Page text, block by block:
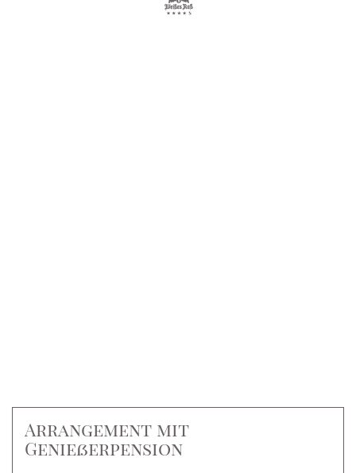
Arrangement mit
Genießerpension